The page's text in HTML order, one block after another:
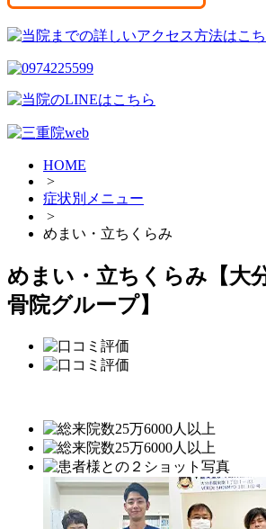
HOME
>
症状別メニュー
>
めまい・立ちくらみ
めまい・立ちくらみ【大
骨院グループ】